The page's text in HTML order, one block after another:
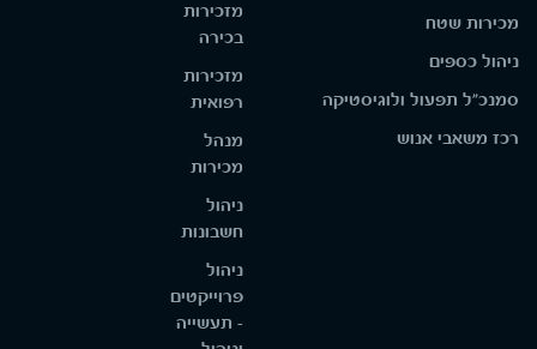
מכירות שטח
ניהול כספים
סמנכ"ל תפעול ולוגיסטיקה
רכז משאבי אנוש
מזכירות
בכירה
מזכירות
רפואית
מנהל
מכירות
ניהול
חשבונות
ניהול
פרוייקטים
- תעשייה